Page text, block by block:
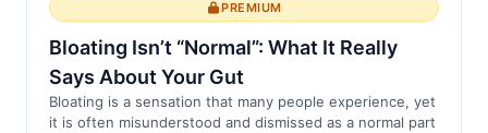
PREMIUM
Bloating Isn’t “Normal”: What It Really
Says About Your Gut
Bloating is a sensation that many people experience, yet
it is often misunderstood and dismissed as a normal part